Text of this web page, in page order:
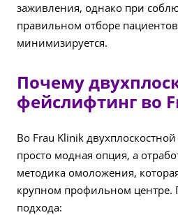
заживления, однако при
правильном отборе пациентов
минимизируется.
Почему
фейслифтинг во
Во Frau Klinik
просто модная опция, а
методика омоложения,
крупном профильном центре.
подхода: